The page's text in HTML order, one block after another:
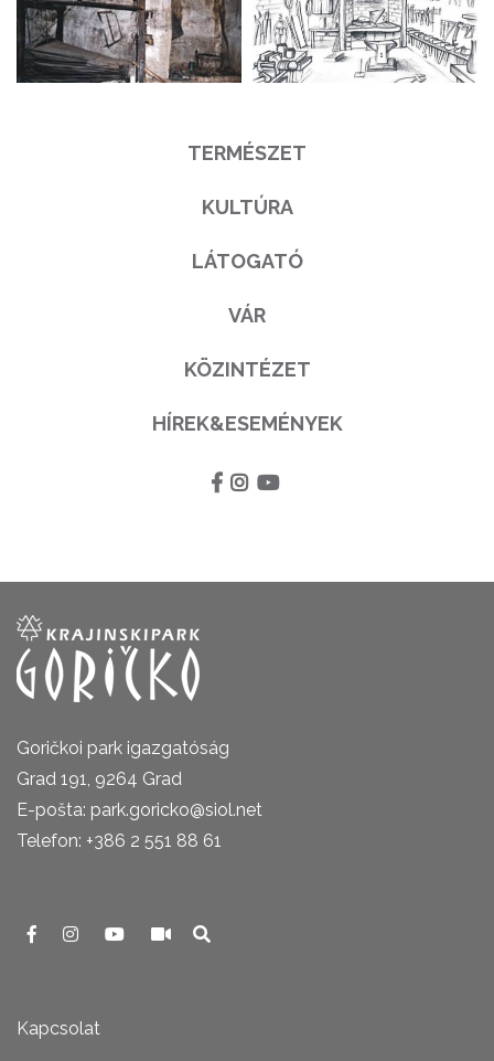
TERMÉSZET
KULTÚRA
LÁTOGATÓ
VÁR
KÖZINTÉZET
HÍREK&ESEMÉNYEK
Goričkoi park igazgatóság
Grad 191, 9264 Grad
E-pošta: park.goricko@siol.net
Telefon: +386 2 551 88 61
Kapcsolat